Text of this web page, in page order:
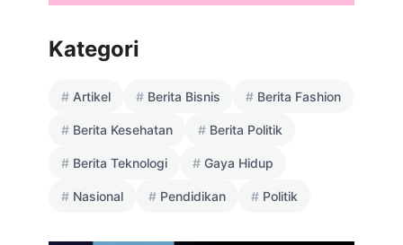
Kategori
Artikel Berita Bisnis Berita Fashion
Berita Kesehatan Berita Politik
Berita Teknologi Gaya Hidup
Nasional Pendidikan Politik